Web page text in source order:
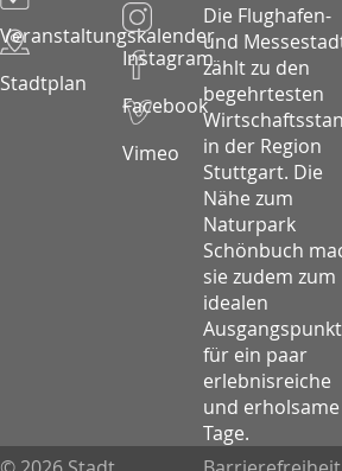
Veranstaltungskalender
Stadtplan
Instagram
Facebook
Vimeo
Die Flughafen-
und
zählt zu den
begehrtesten
in der Region
Stuttgart. Die
Nähe zum
Naturpark
Schönbuch
sie zudem zum
idealen
Ausgangspunkt
für ein paar
erlebnisreiche
und erholsame
Tage.